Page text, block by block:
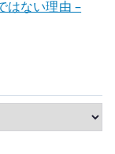
はない理由 –